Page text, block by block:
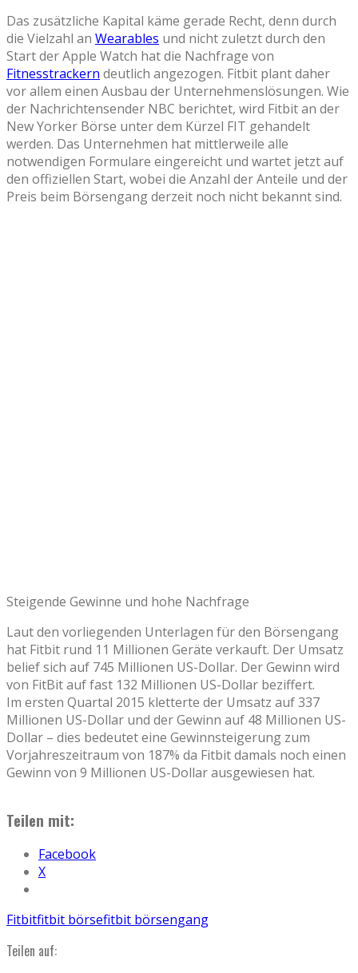
Das zusätzliche Kapital käme gerade Recht, denn durch
die Vielzahl an Wearables und nicht zuletzt durch den
Start der Apple Watch hat die Nachfrage von
Fitnesstrackern deutlich angezogen. Fitbit plant daher
vor allem einen Ausbau der Unternehmenslösungen. Wie
der Nachrichtensender NBC berichtet, wird Fitbit an der
New Yorker Börse unter dem Kürzel FIT gehandelt
werden. Das Unternehmen hat mittlerweile alle
notwendigen Formulare eingereicht und wartet jetzt auf
den offiziellen Start, wobei die Anzahl der Anteile und der
Preis beim Börsengang derzeit noch nicht bekannt sind.
Steigende Gewinne und hohe Nachfrage
Laut den vorliegenden Unterlagen für den Börsengang
hat Fitbit rund 11 Millionen Geräte verkauft. Der Umsatz
belief sich auf 745 Millionen US-Dollar. Der Gewinn wird
von FitBit auf fast 132 Millionen US-Dollar beziffert.
Im ersten Quartal 2015 kletterte der Umsatz auf 337
Millionen US-Dollar und der Gewinn auf 48 Millionen US-
Dollar – dies bedeutet eine Gewinnsteigerung zum
Vorjahreszeitraum von 187% da Fitbit damals noch einen
Gewinn von 9 Millionen US-Dollar ausgewiesen hat.
Teilen mit:
Facebook
X
Fitbitfitbit börsefitbit börsengang
Teilen auf: